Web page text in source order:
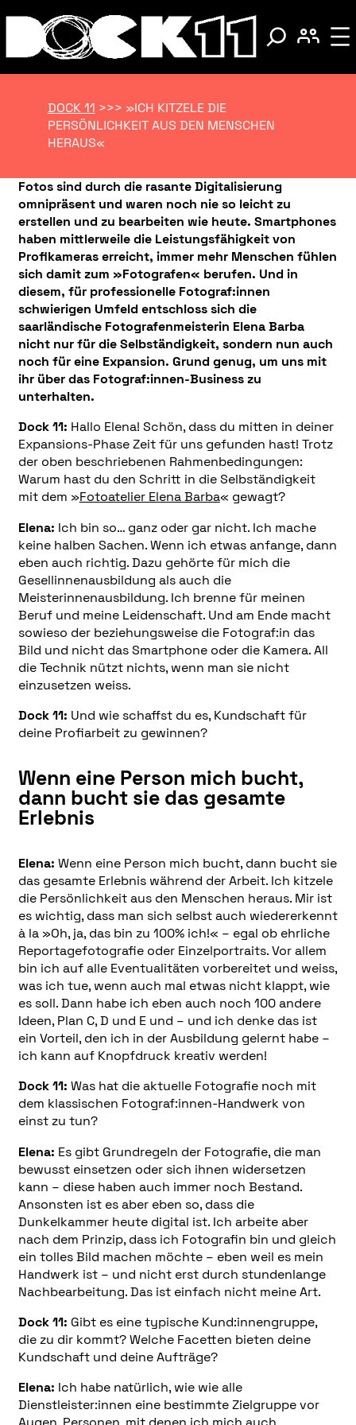
DOCK 11 >>> »ICH KITZELE DIE
PERSÖNLICHKEIT AUS DEN MENSCHEN
HERAUS«
Fotos sind durch die rasante Digitalisierung
omnipräsent und waren noch nie so leicht zu
erstellen und zu bearbeiten wie heute. Smartphones
haben mittlerweile die Leistungsfähigkeit von
Profikameras erreicht, immer mehr Menschen fühlen
sich damit zum »Fotografen« berufen. Und in
diesem, für professionelle Fotograf:innen
schwierigen Umfeld entschloss sich die
saarländische Fotografenmeisterin Elena Barba
nicht nur für die Selbständigkeit, sondern nun auch
noch für eine Expansion. Grund genug, um uns mit
ihr über das Fotograf:innen-Business zu
unterhalten.
Dock 11: Hallo Elena! Schön, dass du mitten in deiner
Expansions-Phase Zeit für uns gefunden hast! Trotz
der oben beschriebenen Rahmenbedingungen:
Warum hast du den Schritt in die Selbständigkeit
mit dem »Fotoatelier Elena Barba« gewagt?
Elena: Ich bin so… ganz oder gar nicht. Ich mache
keine halben Sachen. Wenn ich etwas anfange, dann
eben auch richtig. Dazu gehörte für mich die
Gesellinnenausbildung als auch die
Meisterinnenausbildung. Ich brenne für meinen
Beruf und meine Leidenschaft. Und am Ende macht
sowieso der beziehungsweise die Fotograf:in das
Bild und nicht das Smartphone oder die Kamera. All
die Technik nützt nichts, wenn man sie nicht
einzusetzen weiss.
Dock 11: Und wie schaffst du es, Kundschaft für
deine Profiarbeit zu gewinnen?
Wenn eine Person mich bucht,
dann bucht sie das gesamte
Erlebnis
Elena: Wenn eine Person mich bucht, dann bucht sie
das gesamte Erlebnis während der Arbeit. Ich kitzele
die Persönlichkeit aus den Menschen heraus. Mir ist
es wichtig, dass man sich selbst auch wiedererkennt
à la »Oh, ja, das bin zu 100% ich!« – egal ob ehrliche
Reportagefotografie oder Einzelportraits. Vor allem
bin ich auf alle Eventualitäten vorbereitet und weiss,
was ich tue, wenn auch mal etwas nicht klappt, wie
es soll. Dann habe ich eben auch noch 100 andere
Ideen, Plan C, D und E und – und ich denke das ist
ein Vorteil, den ich in der Ausbildung gelernt habe –
ich kann auf Knopfdruck kreativ werden!
Dock 11: Was hat die aktuelle Fotografie noch mit
dem klassischen Fotograf:innen-Handwerk von
einst zu tun?
Elena: Es gibt Grundregeln der Fotografie, die man
bewusst einsetzen oder sich ihnen widersetzen
kann – diese haben auch immer noch Bestand.
Ansonsten ist es aber eben so, dass die
Dunkelkammer heute digital ist. Ich arbeite aber
nach dem Prinzip, dass ich Fotografin bin und gleich
ein tolles Bild machen möchte – eben weil es mein
Handwerk ist – und nicht erst durch stundenlange
Nachbearbeitung. Das ist einfach nicht meine Art.
Dock 11: Gibt es eine typische Kund:innengruppe,
die zu dir kommt? Welche Facetten bieten deine
Kundschaft und deine Aufträge?
Elena: Ich habe natürlich, wie wie alle
Dienstleister:innen eine bestimmte Zielgruppe vor